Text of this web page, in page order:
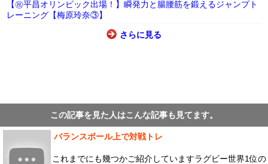
【㊗平昌オリンピック出場！】瞬発力と腸腰筋を鍛えるジャンプト
レーニング【梅原玲奈③】
さらに見る
この記事を見た人はこんな記事も見てます。
バランスボール上で対戦トレ
これまでにも幾つかご紹介していますラグビー世界1位の